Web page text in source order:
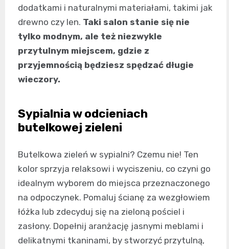
dodatkami i naturalnymi materiałami, takimi jak
drewno czy len. Taki salon stanie się nie
tylko modnym, ale też niezwykle
przytulnym miejscem, gdzie z
przyjemnością będziesz spędzać długie
wieczory.
Sypialnia w odcieniach
butelkowej zieleni
Butelkowa zieleń w sypialni? Czemu nie! Ten
kolor sprzyja relaksowi i wyciszeniu, co czyni go
idealnym wyborem do miejsca przeznaczonego
na odpoczynek. Pomaluj ścianę za wezgłowiem
łóżka lub zdecyduj się na zieloną pościel i
zasłony. Dopełnij aranżację jasnymi meblami i
delikatnymi tkaninami, by stworzyć przytulną,